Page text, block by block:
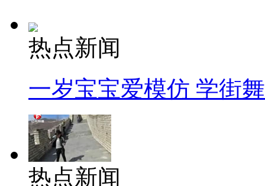
热点新闻
一岁宝宝爱模仿 学街
热点新闻